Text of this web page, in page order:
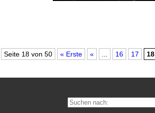
DSTM – Der Tanz
Seite 18 von 50 « Erste « 16 17 18